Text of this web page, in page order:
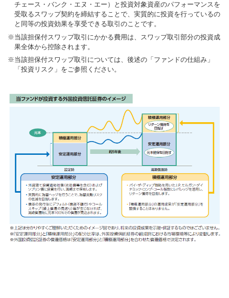
チェース・バンク・エヌ・エー）と投資対象資産のパフォーマンスを
受取るスワップ契約を締結することで、実質的に投資を行っているの
と同等の投資効果を享受できる取引のことです。
当該担保付スワップ取引にかかる費用は、スワップ取引部分の投資成
果全体から控除されます。
当該担保付スワップ取引については、後述の「ファンドの仕組み」
「投資リスク」をご参照ください。